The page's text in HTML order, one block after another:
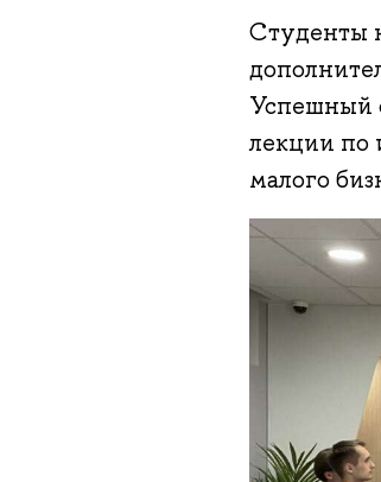
Студенты
Успешный
лекции по
малого